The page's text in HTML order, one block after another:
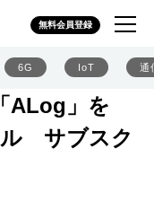
無料会員登録
6G IoT 通
ALog」を
ル サブスク